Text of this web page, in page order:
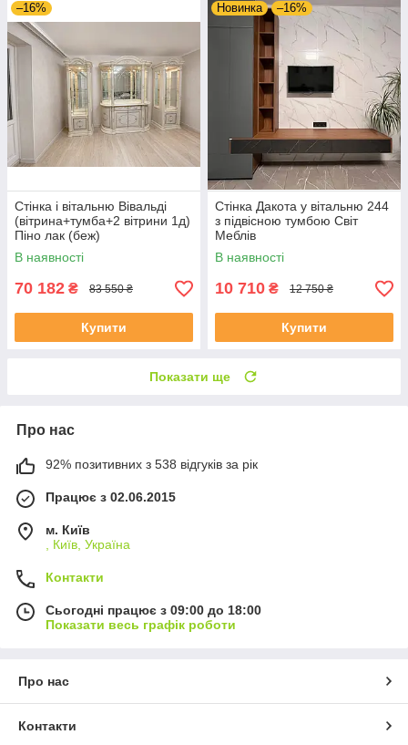
–16%
Стінка і вітальню Вівальді
(вітрина+тумба+2 вітрини 1д)
Піно лак (беж)
В наявності
70 182 ₴ 83 550 ₴
Купити
Новинка –16%
Стінка Дакота у вітальню 244
з підвісною тумбою Світ
Меблів
В наявності
10 710 ₴ 12 750 ₴
Купити
Показати ще
Про нас
92% позитивних з 538 відгуків за рік
Працює з 02.06.2015
м. Київ
, Київ, Україна
Контакти
Сьогодні працює з 09:00 до 18:00
Показати весь графік роботи
Про нас
Контакти